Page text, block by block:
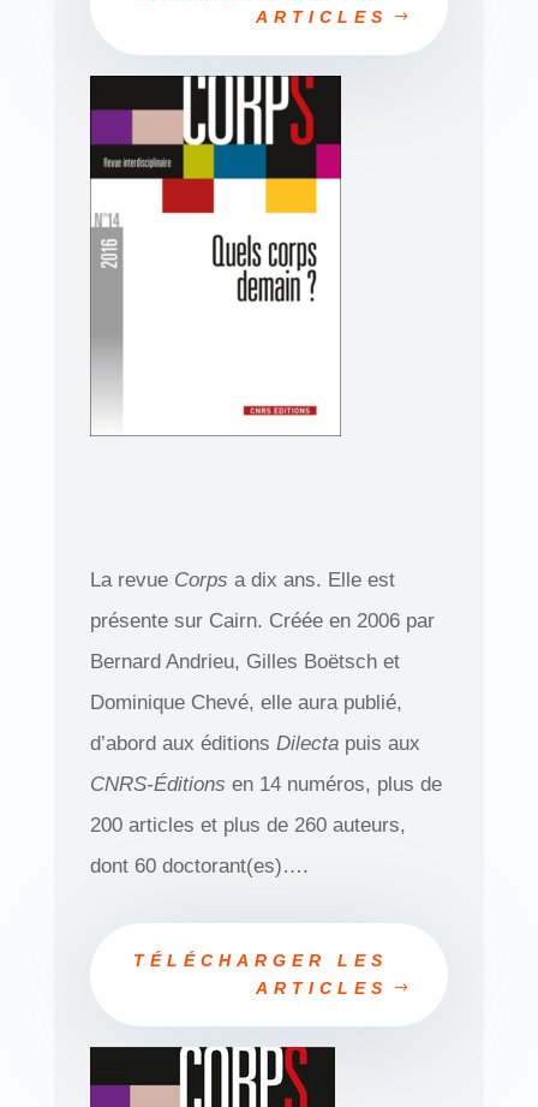
ARTICLES
La revue Corps a dix ans. Elle est
présente sur Cairn. Créée en 2006 par
Bernard Andrieu, Gilles Boëtsch et
Dominique Chevé, elle aura publié,
d’abord aux éditions Dilectapuis aux
CNRS-Éditions en 14 numéros, plus de
200 articles et plus de 260 auteurs,
dont 60 doctorant(es)….
TÉLÉCHARGER LES
ARTICLES